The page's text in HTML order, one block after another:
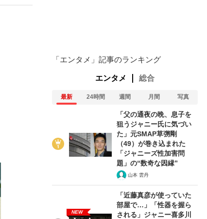
「エンタメ」記事のランキング
エンタメ 総合
最新 24時間 週間 月間 写真
「父の通夜の晩、息子を
狙うジャニー氏に気づい
た」元SMAP草彅剛
（49）が巻き込まれた
「ジャニーズ性加害問
題」の“数奇な因縁”
山本 雲丹
NEW
「近藤真彦が使っていた
部屋で…」「性器を握ら
される」ジャニー喜多川